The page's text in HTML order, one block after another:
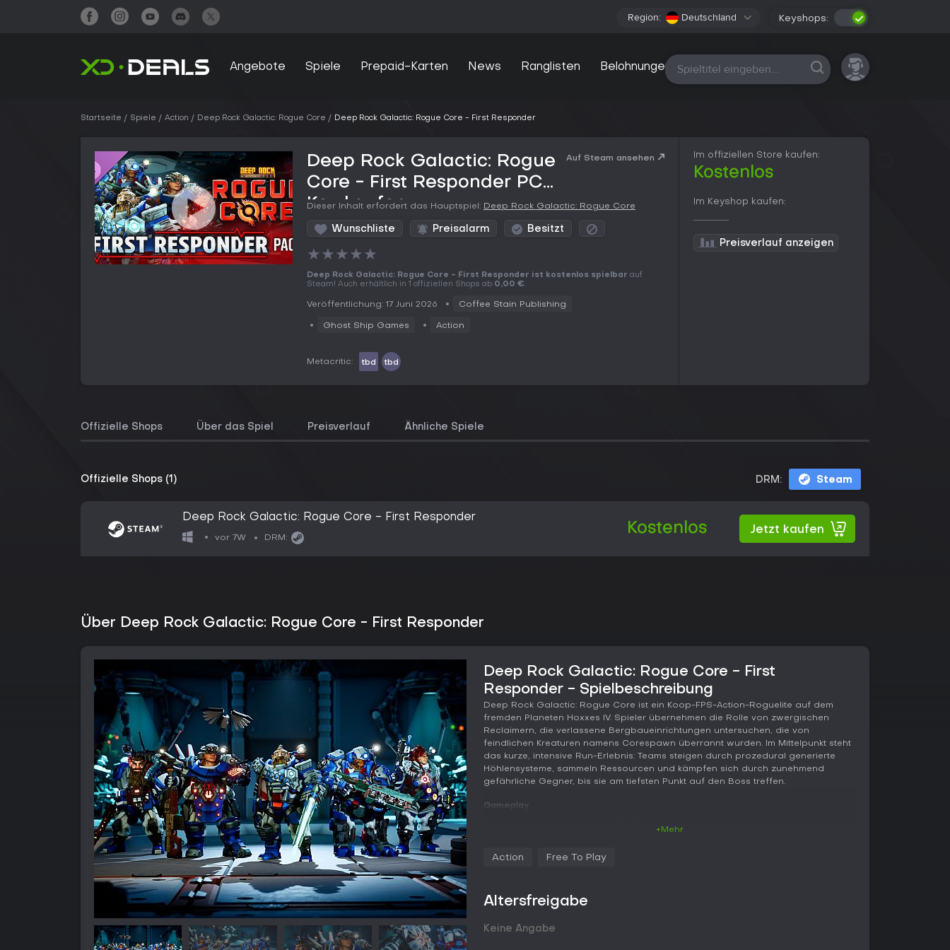
Region: Deutschland Keyshops:
Angebote Spiele Prepaid-Karten News Ranglisten Belohnungen Alle Plattformen
Startseite Spiele Action Deep Rock Galactic: Rogue Core Deep Rock Galactic: Rogue Core - First Responder
Deep Rock Galactic: Rogue
Core - First Responder PC
Key kaufen
Auf Steam ansehen
Dieser Inhalt erfordert das Hauptspiel: Deep Rock Galactic: Rogue Core
Wunschliste Preisalarm Besitzt
★★★★★
Deep Rock Galactic: Rogue Core - First Responder ist kostenlos spielbar auf
Steam! Auch erhältlich in 1 offiziellen Shops ab 0,00 €.
Veröffentlichung: 17 Juni 2026 Coffee Stain Publishing
Ghost Ship Games Action
Metacritic: tbd tbd
Im offiziellen Store kaufen:
Kostenlos
Im Keyshop kaufen:
Preisverlauf anzeigen
Offizielle Shops Über das Spiel Preisverlauf Ähnliche Spiele
Offizielle Shops (1) DRM: Steam
Deep Rock Galactic: Rogue Core - First Responder
vor 7W DRM:
Kostenlos Jetzt kaufen
Über Deep Rock Galactic: Rogue Core - First Responder
Deep Rock Galactic: Rogue Core - First
Responder - Spielbeschreibung
Deep Rock Galactic: Rogue Core ist ein Koop-FPS-Action-Roguelite auf dem
fremden Planeten Hoxxes IV. Spieler übernehmen die Rolle von zwergischen
Reclaimern, die verlassene Bergbaueinrichtungen untersuchen, die von
feindlichen Kreaturen namens Corespawn überrannt wurden. Im Mittelpunkt steht
das kurze, intensive Run-Erlebnis: Teams steigen durch prozedural generierte
Höhlensysteme, sammeln Ressourcen und kämpfen sich durch zunehmend
gefährliche Gegner, bis sie am tiefsten Punkt auf den Boss treffen.
Gameplay
Falconer steuert Drohnen, der Slicer punktet mit Mobilität und Nahkampfschaden,
gebunden.
Der Fortschritt basiert auf Expenite-Upgrades und Bio-Boostern, die Werte und
+Mehr
Action Free To Play
Altersfreigabe
Keine Angabe